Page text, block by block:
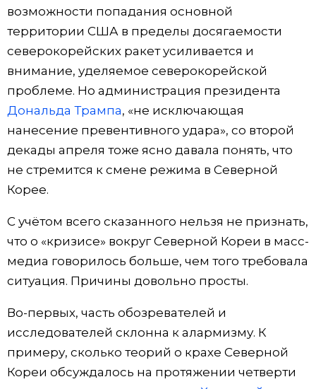
возможности попадания основной
территории США в пределы досягаемости
северокорейских ракет усиливается и
внимание, уделяемое северокорейской
проблеме. Но администрация президента
Дональда Трампа, «не исключающая
нанесение превентивного удара», со второй
декады апреля тоже ясно давала понять, что
не стремится к смене режима в Северной
Корее.
С учётом всего сказанного нельзя не признать,
что о «кризисе» вокруг Северной Кореи в масс-
медиа говорилось больше, чем того требовала
ситуация. Причины довольно просты.
Во-первых, часть обозревателей и
исследователей склонна к алармизму. К
примеру, сколько теорий о крахе Северной
Кореи обсуждалось на протяжении четверти